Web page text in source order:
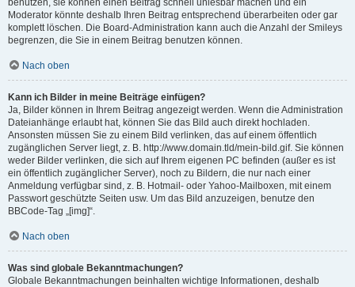
benutzen, sie können einen Beitrag schnell unlesbar machen und ein
Moderator könnte deshalb Ihren Beitrag entsprechend überarbeiten oder gar
komplett löschen. Die Board-Administration kann auch die Anzahl der Smileys
begrenzen, die Sie in einem Beitrag benutzen können.
Nach oben
Kann ich Bilder in meine Beiträge einfügen?
Ja, Bilder können in Ihrem Beitrag angezeigt werden. Wenn die Administration
Dateianhänge erlaubt hat, können Sie das Bild auch direkt hochladen.
Ansonsten müssen Sie zu einem Bild verlinken, das auf einem öffentlich
zugänglichen Server liegt, z. B. http://www.domain.tld/mein-bild.gif. Sie können
weder Bilder verlinken, die sich auf Ihrem eigenen PC befinden (außer es ist
ein öffentlich zugänglicher Server), noch zu Bildern, die nur nach einer
Anmeldung verfügbar sind, z. B. Hotmail- oder Yahoo-Mailboxen, mit einem
Passwort geschützte Seiten usw. Um das Bild anzuzeigen, benutze den
BBCode-Tag „[img]“.
Nach oben
Was sind globale Bekanntmachungen?
Globale Bekanntmachungen beinhalten wichtige Informationen, deshalb